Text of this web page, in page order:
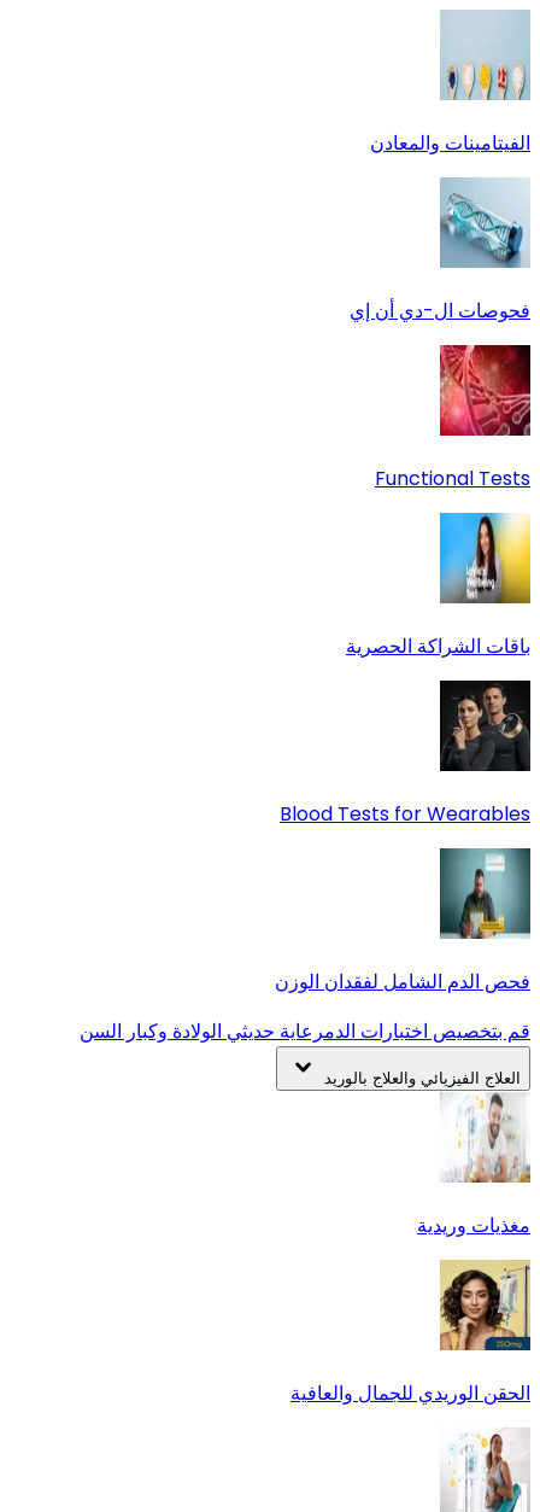
الفيتامينات والمعادن
فحوصات ال-دي أن إي
Functional Tests
باقات الشراكة الحصرية
Blood Tests for Wearables
فحص الدم الشامل لفقدان الوزن
قم بتخصيص اختبارات الدمرعاية حديثي الولادة وكبار السن
العلاج الفيزيائي والعلاج بالوريد
مغذيات وريدية
الحقن الوريدي للجمال والعافية